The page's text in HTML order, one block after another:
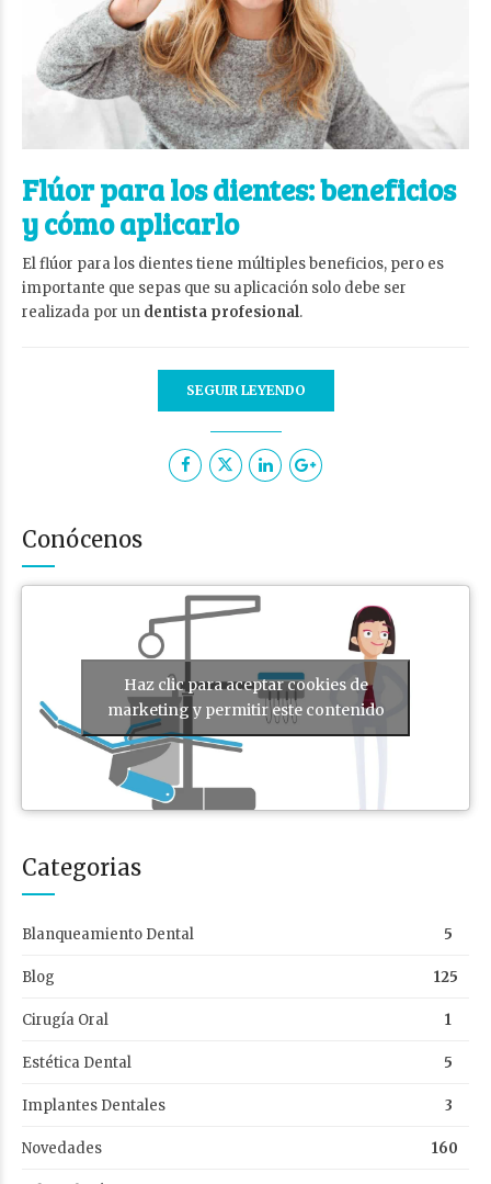
Flúor para los dientes: beneficios
y cómo aplicarlo
El flúor para los dientes tiene múltiples beneficios, pero es
importante que sepas que su aplicación solo debe ser
realizada por un dentista profesional.
SEGUIR LEYENDO
Conócenos
Haz clic para aceptar cookies de
marketing y permitir este contenido
Categorias
Blanqueamiento Dental 5
Blog 125
Cirugía Oral 1
Estética Dental 5
Implantes Dentales 3
Novedades 160